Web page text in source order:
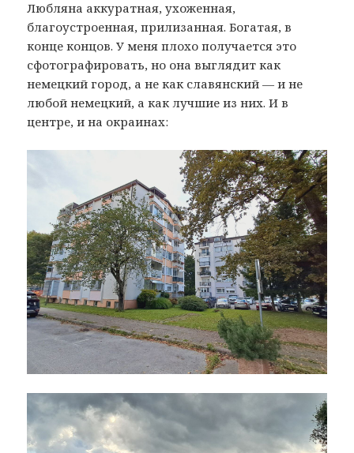
Любляна аккуратная, ухоженная,
благоустроенная, прилизанная. Богатая, в
конце концов. У меня плохо получается это
сфотографировать, но она выглядит как
немецкий город, а не как славянский — и не
любой немецкий, а как лучшие из них. И в
центре, и на окраинах: